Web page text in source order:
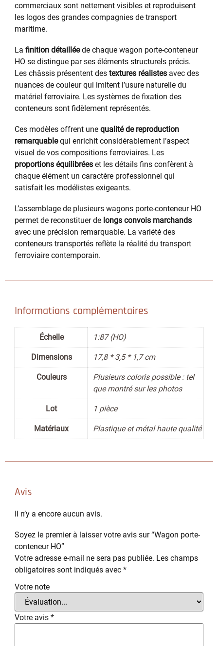
commerciaux sont nettement visibles et reproduisent
les logos des grandes compagnies de transport
maritime.
La finition détailléede chaque wagon porte-conteneur
HO se distingue par ses éléments structurels précis.
Les châssis présentent des textures réalistes avec des
nuances de couleur qui imitent l’usure naturelle du
matériel ferroviaire. Les systèmes de fixation des
conteneurs sont fidèlement représentés.
Ces modèles offrent une qualité de reproduction
remarquablequi enrichit considérablement l’aspect
visuel de vos compositions ferroviaires. Les
proportions équilibrées et les détails fins confèrent à
chaque élément un caractère professionnel qui
satisfait les modélistes exigeants.
L’assemblage de plusieurs wagons porte-conteneur HO
permet de reconstituer de longs convois marchands
avec une précision remarquable. La variété des
conteneurs transportés reflète la réalité du transport
ferroviaire contemporain.
Informations complémentaires
Échelle 1:87 (HO)
Dimensions 17,8 * 3,5 * 1,7 cm
Couleurs
Plusieurs coloris possible : tel
que montré sur les photos
Lot 1 pièce
Matériaux Plastique et métal haute qualité
Avis
Il n’y a encore aucun avis.
Soyez le premier à laisser votre avis sur “Wagon porte-
conteneur HO”
Votre adresse e-mail ne sera pas publiée. Les champs
obligatoires sont indiqués avec *
Votre note
Votre avis *